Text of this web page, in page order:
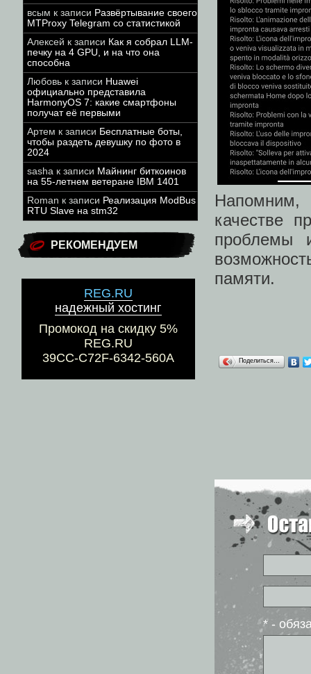
всым к записи Развёртывание своего
MTProxy Telegram со статистикой
Алексей к записи Как я собрал LLM-
печку на 4 GPU, и на что она
способна
Любовь к записи Huawei
официально представила
HarmonyOS 7: какие смартфоны
получат её первыми
Артем к записи Бесплатные боты,
чтобы раздеть девушку по фото в
2024
sasha к записи Майнинг биткоинов
на 55-летнем ветеране IBM 1401
Roman к записи Реализация ModBus
RTU Slave на stm32
РЕКОМЕНДУЕМ
REG.RU
надежный хостинг
Промокод на скидку 5%
REG.RU
39CC-C72F-6342-560A
Напомним,
качестве
проблемы
памяти.
Поделиться…
* -